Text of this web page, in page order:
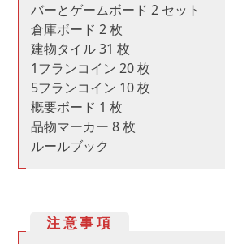
バーとゲームボード 2 セット
倉庫ボード 2 枚
建物タイル 31 枚
1フランコイン 20 枚
5フランコイン 10 枚
概要ボード 1 枚
品物マーカー 8 枚
ルールブック
注意事項